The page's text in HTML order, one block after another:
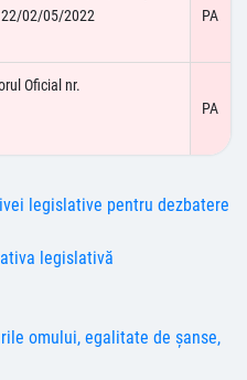
02/05/2022
PA
Oficial nr.
PA
legislative pentru dezbatere
legislativă
omului, egalitate de şanse,